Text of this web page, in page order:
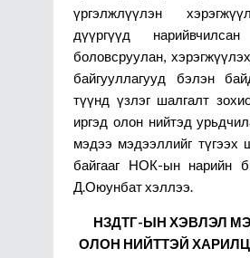
үргэлжлүүлэн
дүүргүүд нарийвчилсан
боловсруулан,
байгууллагууд бэлэн
түүнд үзлэг шалгалт
иргэд олон нийтэд
мэдээ мэдээллийг түгээх
байгааг НОК-ын нарийн
Д.Оюунбат хэллээ.
НЗДТГ-ЫН ХЭВЛЭЛ
ОЛОН НИЙТТЭЙ